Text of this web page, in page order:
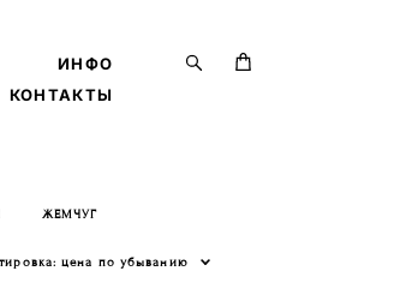
ИНФО
КОНТАКТЫ
ИНФО
КОНТАКТЫ
ЖЕМЧУГ
цена по убыванию